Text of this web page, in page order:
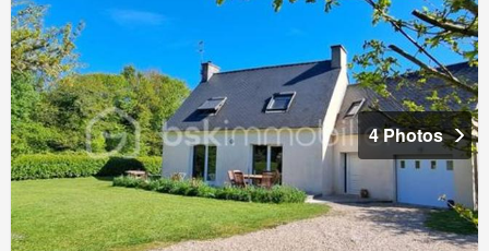
4 Photos